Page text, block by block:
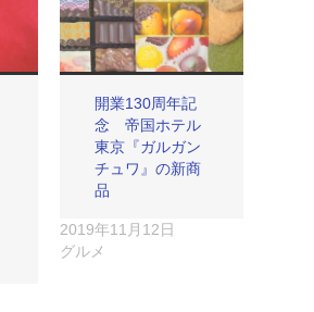
開業130周年記
念 帝国ホテル
東京『ガルガン
チュワ』の新商
品
2019年11月12日
グルメ